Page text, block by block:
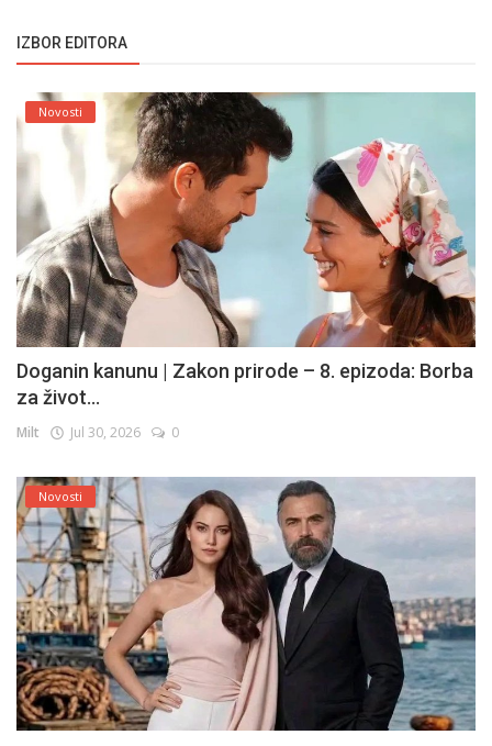
IZBOR EDITORA
Novosti
Doganin kanunu | Zakon prirode – 8. epizoda: Borba
za život...
Milt Jul 30, 2026 0
Novosti